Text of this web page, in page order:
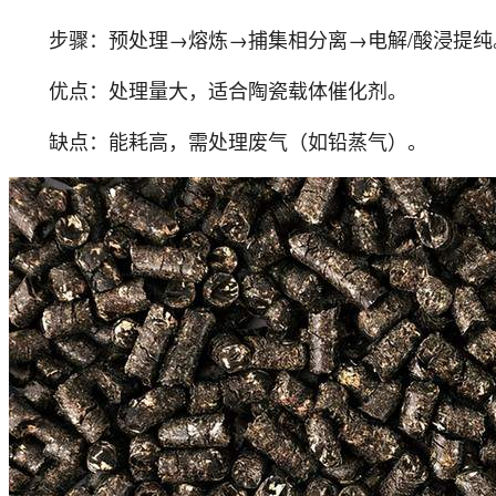
步骤：预处理→熔炼→捕集相分离→电解/酸浸提
优点：处理量大，适合陶瓷载体催化剂。
缺点：能耗高，需处理废气（如铅蒸气）。